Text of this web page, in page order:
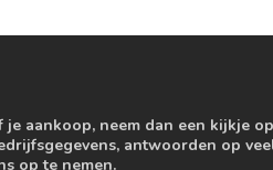
aankoop, neem dan een kijkje
antwoorden op
op te nemen.